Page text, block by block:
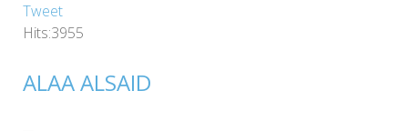
Tweet
Hits:3955
ALAA ALSAID